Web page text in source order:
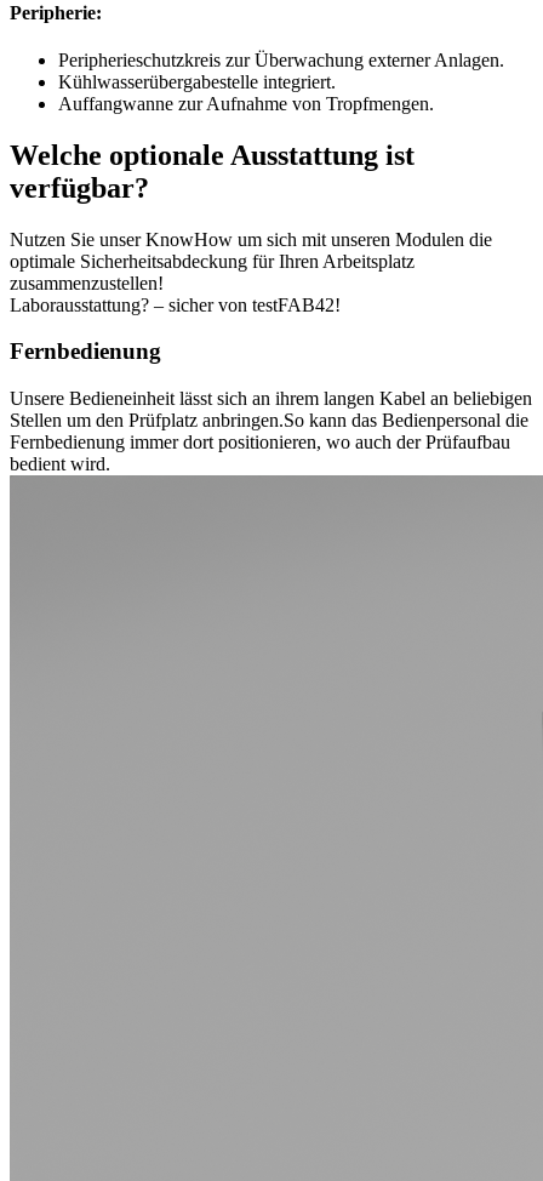
Peripherie:
Peripherieschutzkreis zur Überwachung externer Anlagen.
Kühlwasserübergabestelle integriert.
Auffangwanne zur Aufnahme von Tropfmengen.
Welche optionale Ausstattung ist
verfügbar?
Nutzen Sie unser KnowHow um sich mit unseren Modulen die
optimale Sicherheitsabdeckung für Ihren Arbeitsplatz
zusammenzustellen!
Laborausstattung? – sicher von testFAB42!
Fernbedienung
Unsere Bedieneinheit lässt sich an ihrem langen Kabel an beliebigen
Stellen um den Prüfplatz anbringen.So kann das Bedienpersonal die
Fernbedienung immer dort positionieren, wo auch der Prüfaufbau
bedient wird.